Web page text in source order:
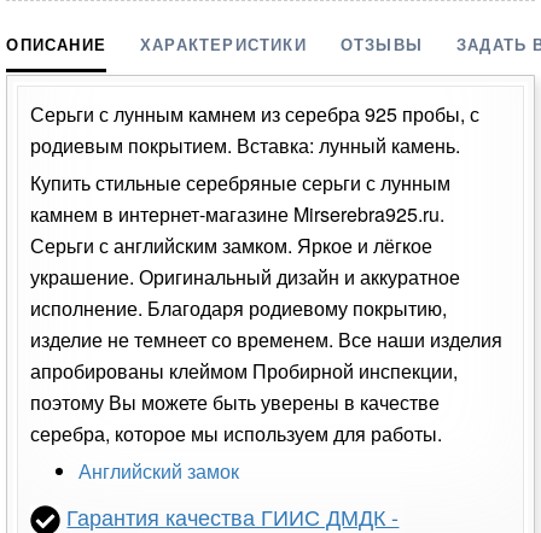
ОПИСАНИЕ ХАРАКТЕРИСТИКИ ОТЗЫВЫ ЗАДАТЬ
Серьги с лунным камнем из серебра 925 пробы, с
родиевым покрытием. Вставка: лунный камень.
Купить стильные серебряные серьги с лунным
камнем в интернет-магазине Mirserebra925.ru.
Серьги с английским замком. Яркое и лёгкое
украшение. Оригинальный дизайн и аккуратное
исполнение. Благодаря родиевому покрытию,
изделие не темнеет со временем. Все наши изделия
апробированы клеймом Пробирной инспекции,
поэтому Вы можете быть уверены в качестве
серебра, которое мы используем для работы.
Английский замок
Гарантия качества ГИИС ДМДК -